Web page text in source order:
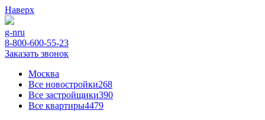
Наверх
g-nru
8-800-600-55-23
Заказать звонок
Москва
Все новостройки268
Все застройщики390
Все квартиры4479